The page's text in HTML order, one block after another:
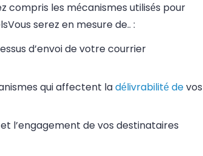
compris les mécanismes utilisés pour
Vous serez en mesure de.. :
d’envoi de votrecourrier
qui affectent ladélivrabilité devos
et l’engagement de vos destinataires